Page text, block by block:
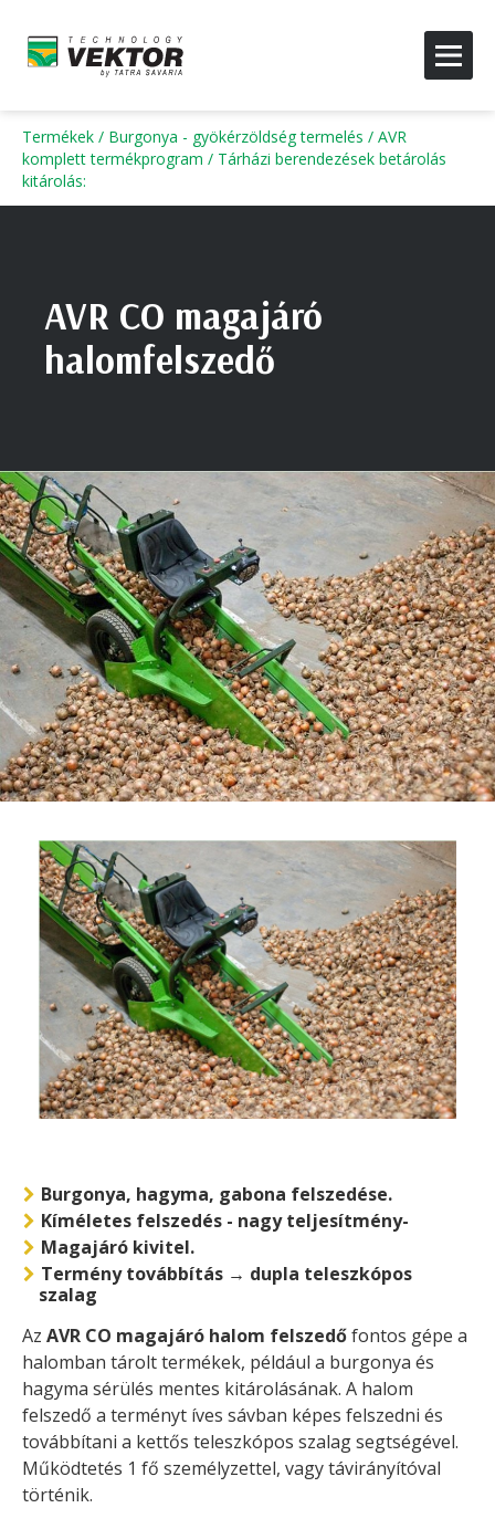
Termékek / Burgonya - gyökérzöldség termelés / AVR
komplett termékprogram / Tárházi berendezések betárolás
kitárolás:
AVR CO magajáró
halomfelszedő
Burgonya, hagyma, gabona felszedése.
Kíméletes felszedés - nagy teljesítmény-
Magajáró kivitel.
Termény továbbítás → dupla teleszkópos
szalag
Az AVR CO magajáró halom felszedőfontos gépe a
halomban tárolt termékek, például a burgonya és
hagyma sérülés mentes kitárolásának. A halom
felszedő a terményt íves sávban képes felszedni és
továbbítani a kettős teleszkópos szalag segtségével.
Működtetés 1 fő személyzettel, vagy távirányítóval
történik.